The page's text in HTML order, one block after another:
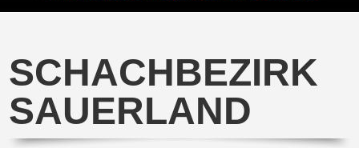
SCHACHBEZIRK
SAUERLAND